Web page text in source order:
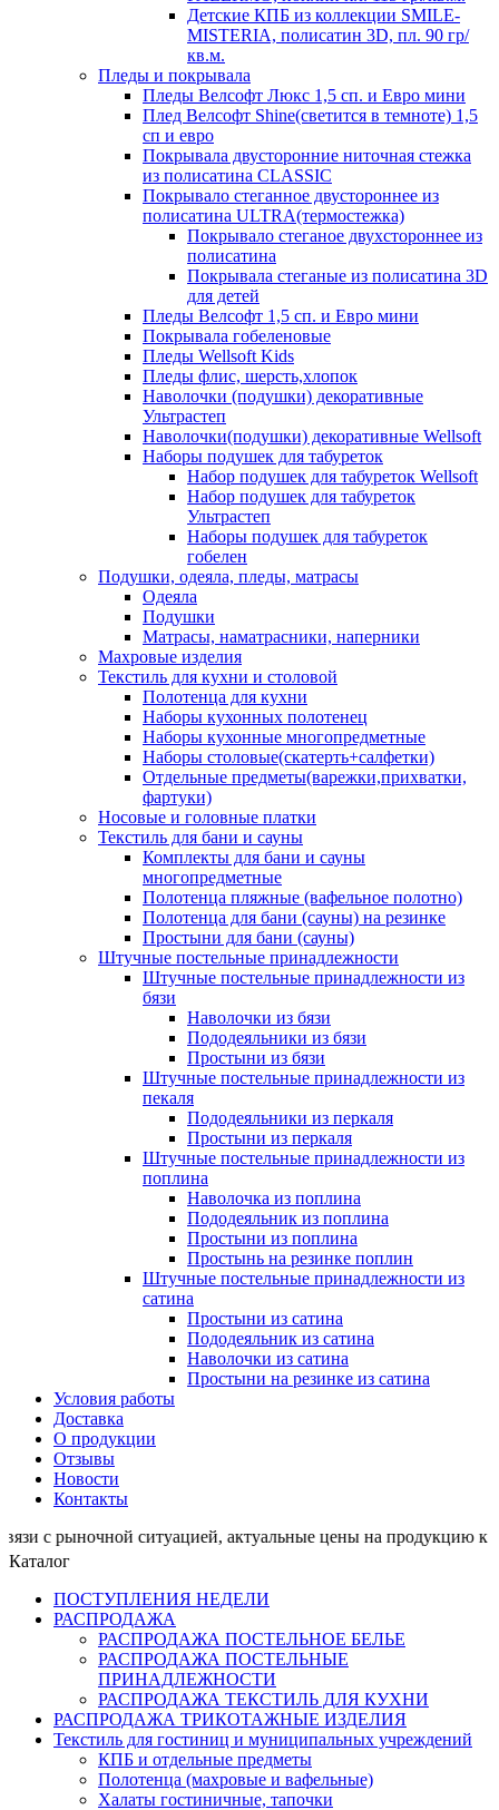
Детские КПБ из коллекции SMILE-
MISTERIA, полисатин 3D, пл. 90 гр/
кв.м.
Пледы и покрывала
Пледы Велсофт Люкс 1,5 сп. и Евро мини
Плед Велсофт Shine(светится в темноте) 1,5
сп и евро
Покрывала двусторонние ниточная стежка
из полисатина CLASSIC
Покрывало стеганное двустороннее из
полисатина ULTRA(термостежка)
Покрывало стеганое двухстороннее из
полисатина
Покрывала стеганые из полисатина 3D
для детей
Пледы Велсофт 1,5 сп. и Евро мини
Покрывала гобеленовые
Пледы Wellsoft Kids
Пледы флис, шерсть,хлопок
Наволочки (подушки) декоративные
Ультрастеп
Наволочки(подушки) декоративные Wellsoft
Наборы подушек для табуреток
Набор подушек для табуреток Wellsoft
Набор подушек для табуреток
Ультрастеп
Наборы подушек для табуреток
гобелен
Подушки, одеяла, пледы, матрасы
Одеяла
Подушки
Матрасы, наматрасники, наперники
Махровые изделия
Текстиль для кухни и столовой
Полотенца для кухни
Наборы кухонных полотенец
Наборы кухонные многопредметные
Наборы столовые(скатерть+салфетки)
Отдельные предметы(варежки,прихватки,
фартуки)
Носовые и головные платки
Текстиль для бани и сауны
Комплекты для бани и сауны
многопредметные
Полотенца пляжные (вафельное полотно)
Полотенца для бани (сауны) на резинке
Простыни для бани (сауны)
Штучные постельные принадлежности
Штучные постельные принадлежности из
бязи
Наволочки из бязи
Пододеяльники из бязи
Простыни из бязи
Штучные постельные принадлежности из
пекаля
Пододеяльники из перкаля
Простыни из перкаля
Штучные постельные принадлежности из
поплина
Наволочка из поплина
Пододеяльник из поплина
Простыни из поплина
Простынь на резинке поплин
Штучные постельные принадлежности из
сатина
Простыни из сатина
Пододеяльник из сатина
Наволочки из сатина
Простыни на резинке из сатина
Условия работы
Доставка
О продукции
Отзывы
Новости
Контакты
ситуацией, актуальные цены на продукцию к
Каталог
ПОСТУПЛЕНИЯ НЕДЕЛИ
РАСПРОДАЖА
РАСПРОДАЖА ПОСТЕЛЬНОЕ БЕЛЬЕ
РАСПРОДАЖА ПОСТЕЛЬНЫЕ
ПРИНАДЛЕЖНОСТИ
РАСПРОДАЖА ТЕКСТИЛЬ ДЛЯ КУХНИ
РАСПРОДАЖА ТРИКОТАЖНЫЕ ИЗДЕЛИЯ
Текстиль для гостиниц и муниципальных учреждений
КПБ и отдельные предметы
Полотенца (махровые и вафельные)
Халаты гостиничные, тапочки